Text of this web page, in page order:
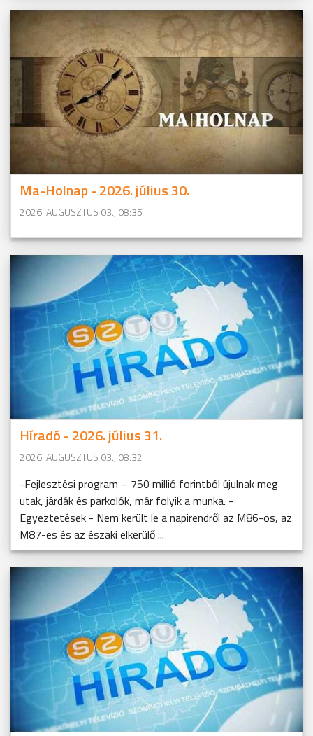
Ma-Holnap - 2026. július 30.
2026. AUGUSZTUS 03., 08:35
Híradó - 2026. július 31.
2026. AUGUSZTUS 03., 08:32
-Fejlesztési program – 750 millió forintból újulnak meg
utak, járdák és parkolók, már folyik a munka. -
Egyeztetések - Nem került le a napirendről az M86-os, az
M87-es és az északi elkerülő ...